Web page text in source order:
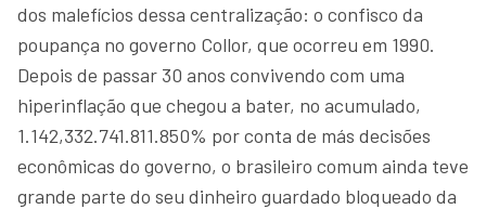
dos malefícios dessa centralização: o confisco da
poupança no governo Collor, que ocorreu em 1990.
Depois de passar 30 anos convivendo com uma
hiperinflação que chegou a bater, no acumulado,
1.142,332.741.811.850% por conta de más decisões
econômicas do governo, o brasileiro comum ainda teve
grande parte do seu dinheiro guardado bloqueado da